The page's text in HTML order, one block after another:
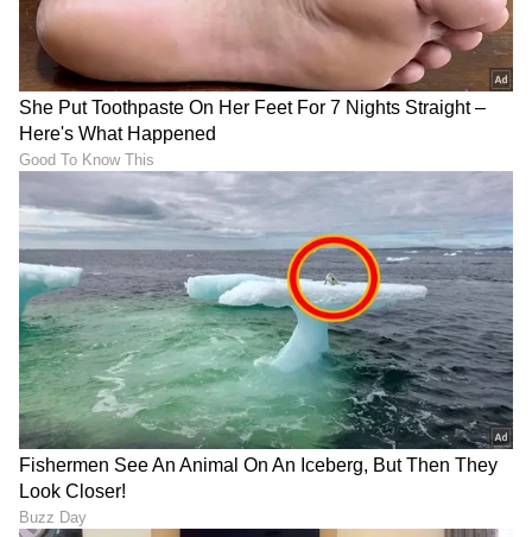
DOWNLOAD APP
RECOMMENDED STORIES